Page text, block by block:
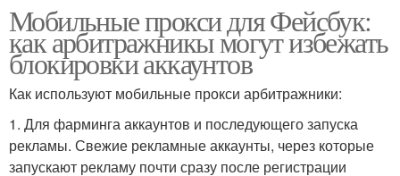
Мобильные прокси для Фейсбук:
как арбитражникы могут избежать
блокировки аккаунтов
Как используют мобильные прокси арбитражники:
1. Для фарминга аккаунтов и последующего запуска
рекламы. Свежие рекламные аккаунты, через которые
запускают рекламу почти сразу после регистрации